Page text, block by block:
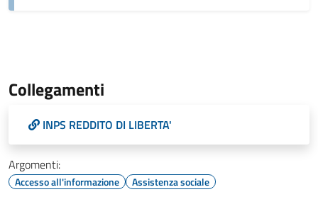
Collegamenti
INPS REDDITO DI LIBERTA'
Argomenti:
Accesso all'informazione Assistenza sociale